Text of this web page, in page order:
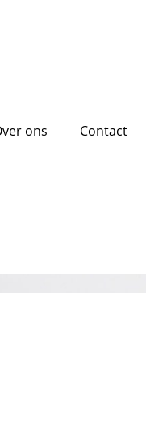
ons Contact